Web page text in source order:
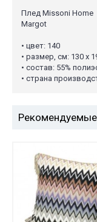
Плед Missoni Home
Margot
• цвет: 140
• размер, см: 130 х
• состав: 55%
• страна